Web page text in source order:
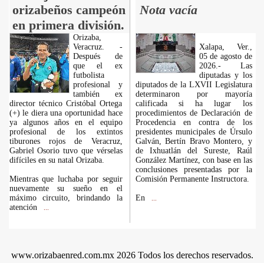
orizabeños campeón
en primera división.
Nota vacía
Orizaba,
Veracruz. -
Después de
que el ex
futbolista
profesional y
también ex
director técnico Cristóbal Ortega
(+) le diera una oportunidad hace
ya algunos años en el equipo
profesional de los extintos
tiburones rojos de Veracruz,
Gabriel Osorio tuvo que vérselas
difíciles en su natal Orizaba.
Mientras que luchaba por seguir
nuevamente su sueño en el
máximo circuito, brindando la
atención
Xalapa, Ver.,
05 de agosto de
2026.- Las
diputadas y los
diputados de la LXVII Legislatura
determinaron por mayoría
calificada si ha lugar los
procedimientos de Declaración de
Procedencia en contra de los
presidentes municipales de Úrsulo
Galván, Bertín Bravo Montero, y
de Ixhuatlán del Sureste, Raúl
González Martínez, con base en las
conclusiones presentadas por la
Comisión Permanente Instructora.
En
www.orizabaenred.com.mx 2026 Todos los derechos reservados.